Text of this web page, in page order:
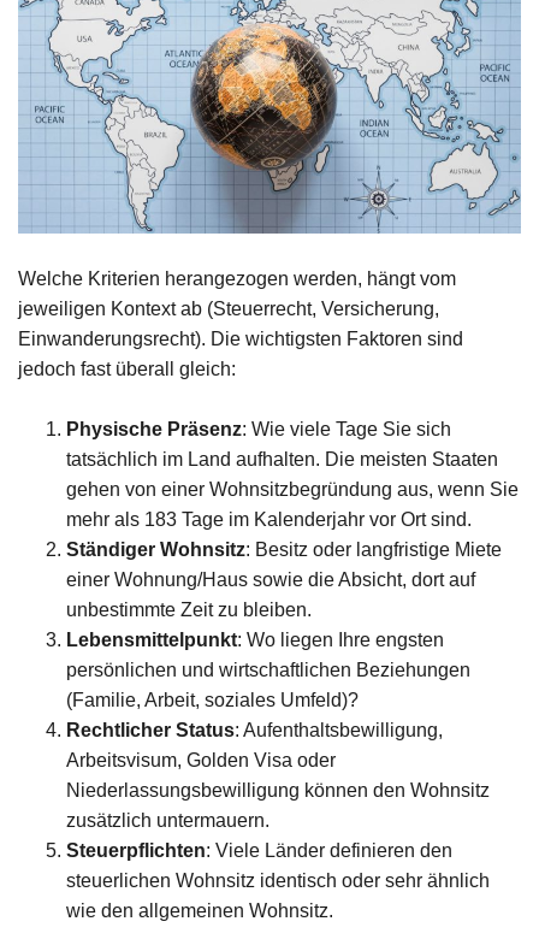
Welche Kriterien herangezogen werden, hängt vom
jeweiligen Kontext ab (Steuerrecht, Versicherung,
Einwanderungsrecht). Die wichtigsten Faktoren sind
jedoch fast überall gleich:
Physische Präsenz: Wie viele Tage Sie sich
tatsächlich im Land aufhalten. Die meisten Staaten
gehen von einer Wohnsitzbegründung aus, wenn Sie
mehr als 183 Tage im Kalenderjahr vor Ort sind.
Ständiger Wohnsitz: Besitz oder langfristige Miete
einer Wohnung/Haus sowie die Absicht, dort auf
unbestimmte Zeit zu bleiben.
Lebensmittelpunkt: Wo liegen Ihre engsten
persönlichen und wirtschaftlichen Beziehungen
(Familie, Arbeit, soziales Umfeld)?
Rechtlicher Status: Aufenthaltsbewilligung,
Arbeitsvisum, Golden Visa oder
Niederlassungsbewilligung können den Wohnsitz
zusätzlich untermauern.
Steuerpflichten: Viele Länder definieren den
steuerlichen Wohnsitz identisch oder sehr ähnlich
wie den allgemeinen Wohnsitz.